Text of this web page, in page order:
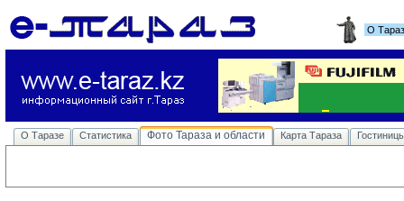
О
О Таразе Статистика Фото Тараза и области Карта Тараза